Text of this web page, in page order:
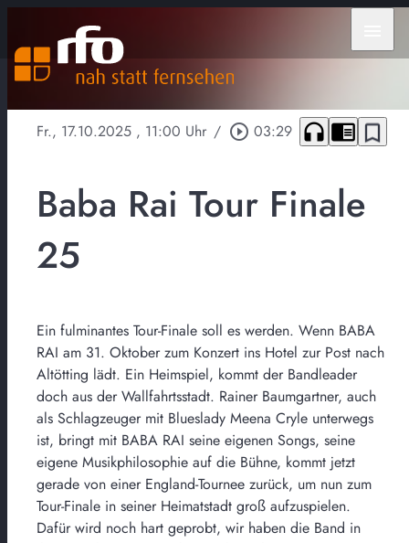
Fr., 17.10.2025 , 11:00 Uhr / play_circle_outline 03:29 headphones chrome_reader_mode bookmark_border
Baba Rai Tour Finale
25
Ein fulminantes Tour-Finale soll es werden. Wenn BABA
RAI am 31. Oktober zum Konzert ins Hotel zur Post nach
Altötting lädt. Ein Heimspiel, kommt der Bandleader
doch aus der Wallfahrtsstadt. Rainer Baumgartner, auch
als Schlagzeuger mit Blueslady Meena Cryle unterwegs
ist, bringt mit BABA RAI seine eigenen Songs, seine
eigene Musikphilosophie auf die Bühne, kommt jetzt
gerade von einer England-Tournee zurück, um nun zum
Tour-Finale in seiner Heimatstadt groß aufzuspielen.
Dafür wird noch hart geprobt, wir haben die Band in